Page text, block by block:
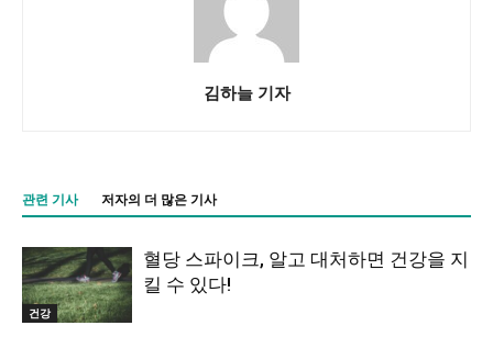
김하늘 기자
관련 기사 저자의 더 많은 기사
건강
혈당 스파이크, 알고 대처하면 건강을 지
킬 수 있다!